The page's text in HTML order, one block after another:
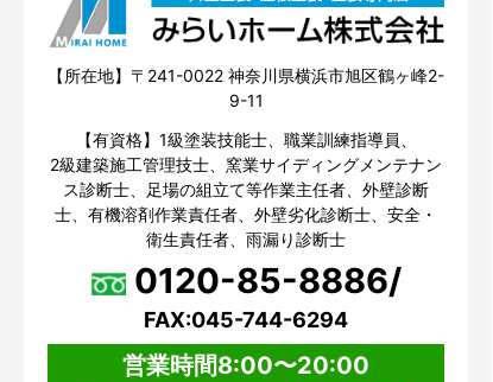
【所在地】〒241-0022 神奈川県横浜市旭区鶴ヶ峰2-
9-11
【有資格】1級塗装技能士、職業訓練指導員、
2級建築施工管理技士、窯業サイディングメンテナン
ス診断士、足場の組立て等作業主任者、外壁診断
士、有機溶剤作業責任者、外壁劣化診断士、安全・
衛生責任者、雨漏り診断士
0120-85-8886/
FAX:045-744-6294
営業時間8:00〜20:00